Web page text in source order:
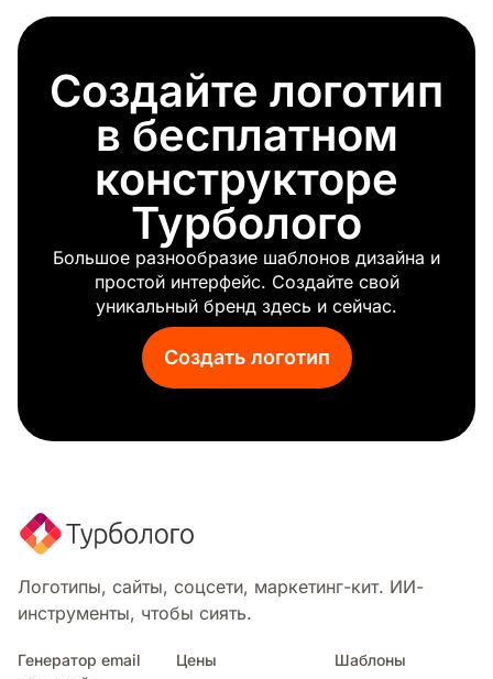
Гора
Красный лист
Капля
Колосья пшеницы
Питьевая вода
Водопад
Циклон
Оливковый лист
Маргаритка
Экологически чистый
Подводный
Создайте логотип
в бесплатном
конструкторе
Турболого
Большое разнообразие шаблонов дизайна и
простой интерфейс. Создайте свой
уникальный бренд здесь и сейчас.
Создать логотип
Логотипы, сайты, соцсети, маркетинг-кит. ИИ-
инструменты, чтобы сиять.
Генератор email
Цены
Шаблоны